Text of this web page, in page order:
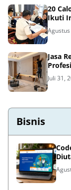
20
Ikuti
Jasa
Juli 31,
Bisnis